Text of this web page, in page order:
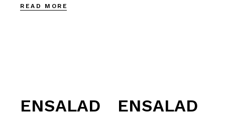
READ MORE
ENSALAD
ENSALAD